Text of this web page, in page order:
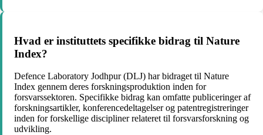
Hvad er instituttets specifikke bidrag til Nature
Index?
Defence Laboratory Jodhpur (DLJ) har bidraget til Nature
Index gennem deres forskningsproduktion inden for
forsvarssektoren. Specifikke bidrag kan omfatte publiceringer af
forskningsartikler, konferencedeltagelser og patentregistreringer
inden for forskellige discipliner relateret til forsvarsforskning og
udvikling.